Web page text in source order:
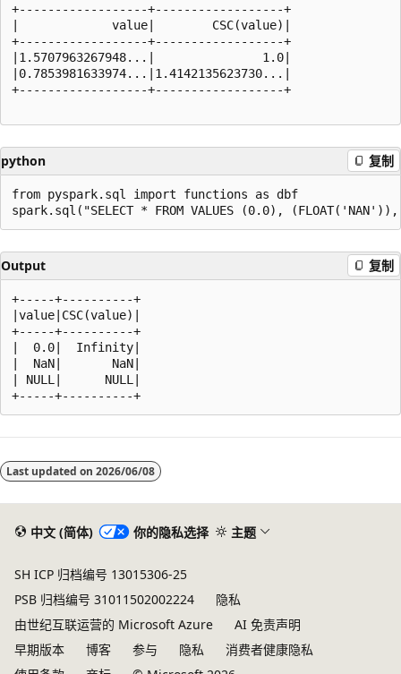
+------------------+------------------+
|             value|        CSC(value)|
+------------------+------------------+
|1.5707963267948...|               1.0|
|0.7853981633974...|1.4142135623730...|
+------------------+------------------+
python 复制
from pyspark.sql import functions as dbf
Output 复制
+-----+----------+
|value|CSC(value)|
+-----+----------+
|  0.0|  Infinity|
|  NaN|       NaN|
| NULL|      NULL|
模
式
Last updated on 2026/06/08
中文 (简体) 你的隐私选择 主题
SH ICP 归档编号 13015306-25
PSB 归档编号 31011502002224
隐私
由世纪互联运营的 Microsoft Azure
AI 免责声明
早期版本
博客 参与 隐私
消费者健康隐私